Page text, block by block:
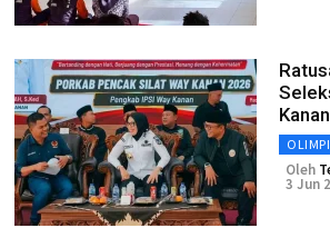
Oleh
3 Jun